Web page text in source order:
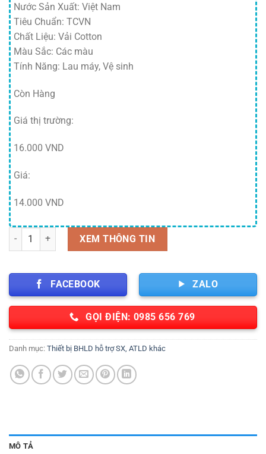
Nước Sản Xuất: Việt Nam
Tiêu Chuẩn: TCVN
Chất Liệu: Vải Cotton
Màu Sắc: Các màu
Tính Năng: Lau máy, Vệ sinh
Còn Hàng
Giá thị trường:
16.000 VND
Giá:
14.000 VND
Giẻ lau cotton các màu loại nhỏ số lượng
XEM THÔNG TIN
FACEBOOK ZALO
GỌI ĐIỆN: 0985 656 769
Danh mục: Thiết bị BHLD hỗ trợ SX, ATLD khác
MÔ TẢ